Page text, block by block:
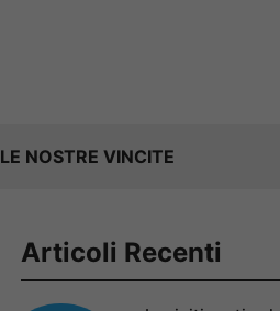
LE NOSTRE VINCITE
Articoli Recenti